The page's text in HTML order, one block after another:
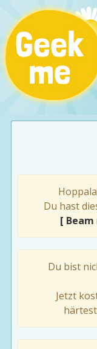
Du hast
[
Du bist
Jetzt